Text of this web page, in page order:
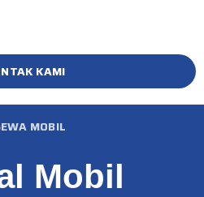
KAMI
MOBIL
Mobil